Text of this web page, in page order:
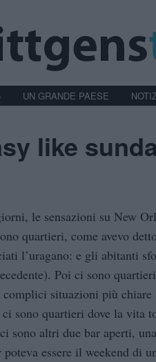
UN GRANDE PAESE
like
le sensazioni su New
quartieri, come avevo
l’uragano: e gli abitanti
Poi ci sono
complici situazioni più chiare
sono quartieri dove la vita
sono altri due bar aperti,
poteva essere il weekend di